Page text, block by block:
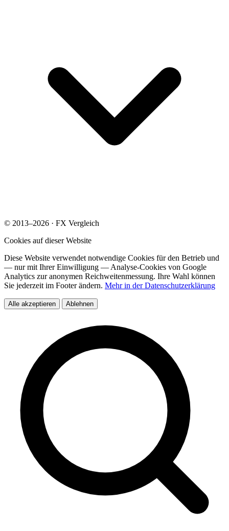
© 2013–2026 · FX Vergleich
Cookies auf dieser Website
Diese Website verwendet notwendige Cookies für den Betrieb und
— nur mit Ihrer Einwilligung — Analyse-Cookies von Google
Analytics zur anonymen Reichweitenmessung. Ihre Wahl können
Sie jederzeit im Footer ändern. Mehr in der Datenschutzerklärung
Alle akzeptieren Ablehnen